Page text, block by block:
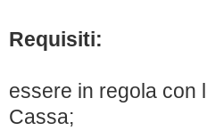
Requisiti:
essere in regola con
Cassa;